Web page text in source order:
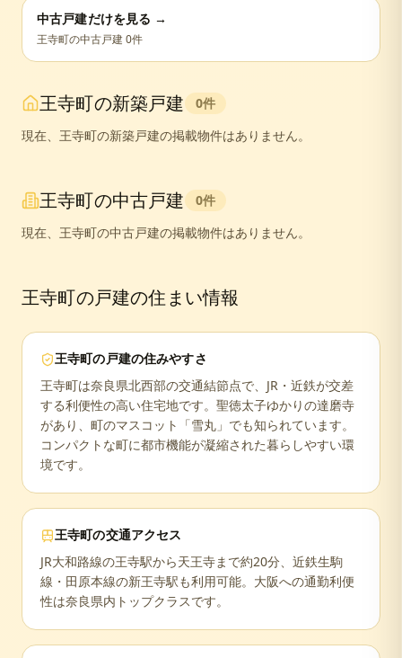
中古戸建だけを見る →
王寺町の中古戸建0件
王寺町の新築戸建 0件
現在、 王寺町の新築戸建の掲載物件はありません。
王寺町の中古戸建 0件
現在、 王寺町の中古戸建の掲載物件はありません。
王寺町の戸建の住まい情報
王寺町の戸建の住みやすさ
王寺町は奈良県北西部の交通結節点で、JR・近鉄が交差
する利便性の高い住宅地です。聖徳太子ゆかりの達磨寺
があり、町のマスコット「雪丸」でも知られています。
コンパクトな町に都市機能が凝縮された暮らしやすい環
境です。
王寺町の交通アクセス
JR大和路線の王寺駅から天王寺まで約20分、近鉄生駒
線・田原本線の新王寺駅も利用可能。大阪への通勤利便
性は奈良県内トップクラスです。